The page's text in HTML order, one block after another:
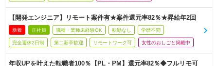
【開発エンジニア】リモート案件有★案件還元率82％★昇給年2回
新着 正社員 職種・業種未経験OK 転勤なし 学歴不問
完全週休2日制 第二新卒歓迎 リモートワーク可 女性のおしごと掲載中
年収UPを叶えた転職者100％【PL・PM】還元率82％◆フルリモ可